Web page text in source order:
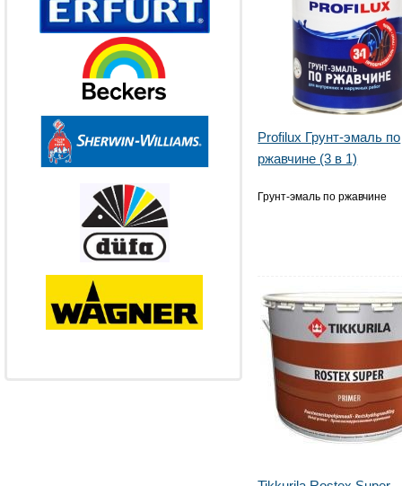
Profilux Грунт-эмаль по
ржавчине (3 в 1)
Грунт-эмаль по ржавчине